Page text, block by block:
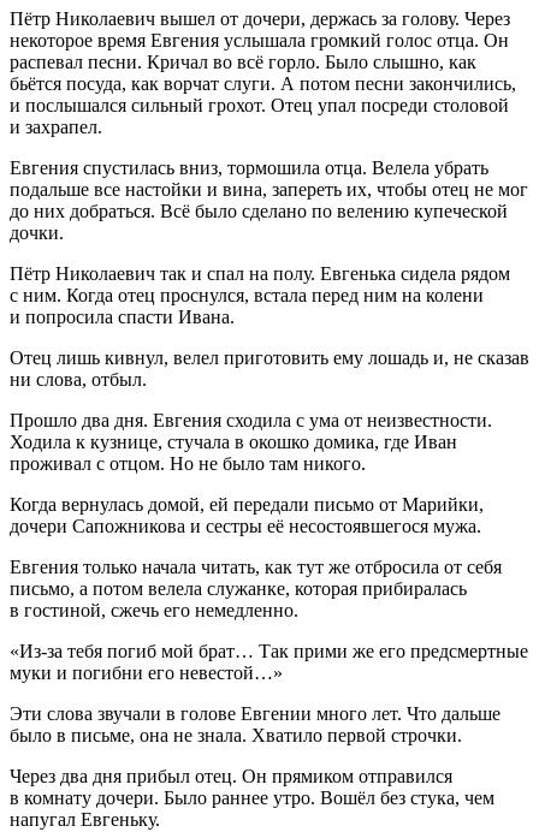
Пётр Николаевич вышел от дочери, держась за голову. Через
некоторое время Евгения услышала громкий голос отца. Он
распевал песни. Кричал во всё горло. Было слышно, как
бьётся посуда, как ворчат слуги. А потом песни закончились,
и послышался сильный грохот. Отец упал посреди столовой
и захрапел.
Евгения спустилась вниз, тормошила отца. Велела убрать
подальше все настойки и вина, запереть их, чтобы отец не мог
до них добраться. Всё было сделано по велению купеческой
дочки.
Пётр Николаевич так и спал на полу. Евгенька сидела рядом
с ним. Когда отец проснулся, встала перед ним на колени
и попросила спасти Ивана.
Отец лишь кивнул, велел приготовить ему лошадь и, не сказав
ни слова, отбыл.
Прошло два дня. Евгения сходила с ума от неизвестности.
Ходила к кузнице, стучала в окошко домика, где Иван
проживал с отцом. Но не было там никого.
Когда вернулась домой, ей передали письмо от Марийки,
дочери Сапожникова и сестры её несостоявшегося мужа.
Евгения только начала читать, как тут же отбросила от себя
письмо, а потом велела служанке, которая прибиралась
в гостиной, сжечь его немедленно.
«Из-за тебя погиб мой брат… Так прими же его предсмертные
муки и погибни его невестой…»
Эти слова звучали в голове Евгении много лет. Что дальше
было в письме, она не знала. Хватило первой строчки.
Через два дня прибыл отец. Он прямиком отправился
в комнату дочери. Было раннее утро. Вошёл без стука, чем
напугал Евгеньку.